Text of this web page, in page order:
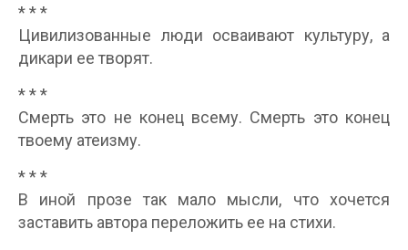
* * *
Цивилизованные люди осваивают культуру, а
дикари ее творят.
* * *
Смерть это не конец всему. Смерть это конец
твоему атеизму.
* * *
В иной прозе так мало мысли, что хочется
заставить автора переложить ее на стихи.